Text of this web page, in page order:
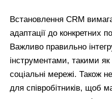
Встановлення CRM
адаптації до конкретних
Важливо правильно
інструментами, такими
соціальні мережі. Також
для співробітників, щоб